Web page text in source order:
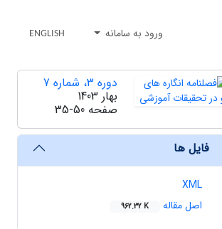
ورود به سامانه ENGLISH
دوره 3، شماره 7
بهار 1403
صفحه 35-50
فایل ها
XML
اصل مقاله
962.32 K